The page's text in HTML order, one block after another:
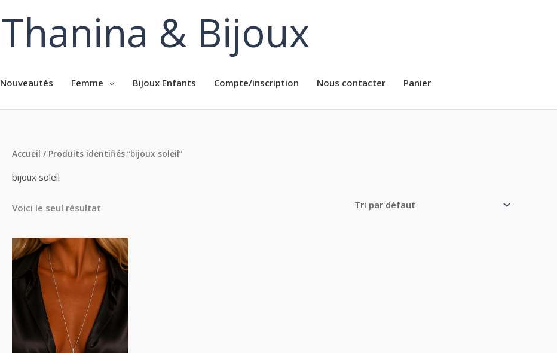
Thanina & Bijoux
Nouveautés Femme Bijoux Enfants Compte/inscription Nous contacter Panier
Accueil / Produits identifiés “bijoux soleil”
bijoux soleil
Voici le seul résultat